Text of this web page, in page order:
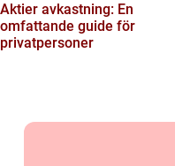
Aktier avkastning: En
omfattande guide för
privatpersoner